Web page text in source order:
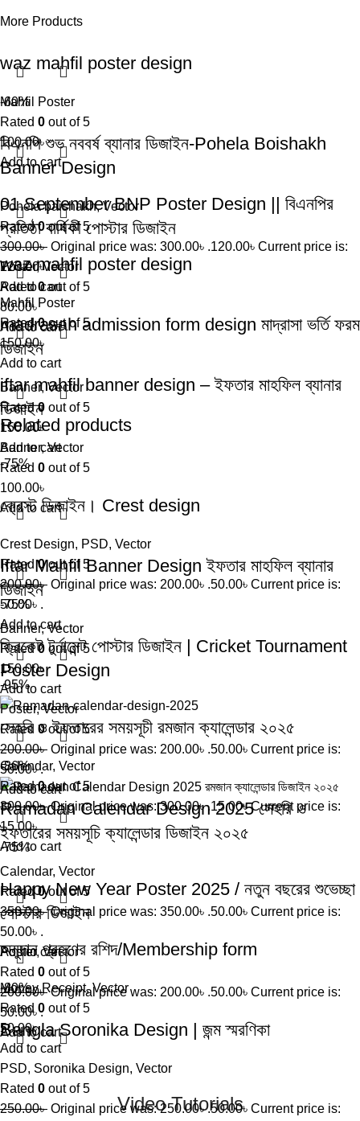
More Products
waz mahfil poster design
Mahfil Poster
Rated 0 out of 5
100.00৳
Add to cart
-60%
বিএনপি শুভ নববর্ষ ব্যানার ডিজাইন-Pohela Boishakh
Banner Design
Pohela baishakh,Vector
Rated0out of 5
300.00৳ Original price was: 300.00৳ .120.00৳ Current price is:
120.00৳ .
Add to cart
01 September BNP Poster Design || বিএনপির
প্রতিষ্ঠা বার্ষিকী পোস্টার ডিজাইন
Poster,Vector
Rated0out of 5
80.00৳
Add to cart
waz mahfil poster design
Mahfil Poster
Rated0out of 5
150.00৳
Add to cart
madrasah admission form design মাদ্রাসা ভর্তি ফরম
ডিজাইন
Banner,Vector
Rated0 out of 5
150.00৳
Add to cart
iftar mahfil banner design – ইফতার মাহফিল ব্যানার
ডিজাইন
Banner,Vector
Rated 0 out of 5
100.00৳
Add to cart
Related products
-75%
ক্রেস্ট ডিজাইন। Crest design
Crest Design, PSD, Vector
Rated0out of 5
200.00৳ Original price was: 200.00৳ .50.00৳ Current price is:
50.00৳ .
Add to cart
Iftar Mahfil Banner Design ইফতার মাহফিল ব্যানার
ডিজাইন
Banner,Vector
Rated0 out of 5
150.00৳
Add to cart
-75%
ক্রিকেট টুর্নামেন্ট পোস্টার ডিজাইন | Cricket Tournament
Poster Design
Poster,Vector
Rated 0out of 5
200.00৳ Original price was: 200.00৳ .50.00৳ Current price is:
50.00৳ .
Add to cart
-95%
সেহরি ও ইফতারের সময়সূচী রমজান ক্যালেন্ডার ২০২৫
Calendar, Vector
Rated0out of 5
300.00৳ Original price was: 300.00৳ .15.00৳Current price is:
15.00৳ .
Add to cart
-86%
Ramadan Calendar Design 2025 সেহরি ও
ইফতারের সময়সূচি ক্যালেন্ডার ডিজাইন ২০২৫
Calendar, Vector
Rated0out of 5
350.00৳ Original price was: 350.00৳ .50.00৳ Current price is:
50.00৳ .
Add to cart
-75%
Happy New Year Poster 2025 / নতুন বছরের শুভেচ্ছা
পোস্টার ডিজাইন
Poster,Vector
Rated 0 out of 5
200.00৳ Original price was: 200.00৳ .50.00৳ Current price is:
50.00৳ .
Add to cart
অনুদান গ্রহণের রশিদ/Membership form
Money Receipt,Vector
Rated 0 out of 5
50.00৳
Add to cart
-80%
Bangla Soronika Design | জন্ম স্মরণিকা
PSD, Soronika Design, Vector
Rated 0 out of 5
250.00৳ Original price was: 250.00৳ .50.00৳ Current price is:
Video Tutorials